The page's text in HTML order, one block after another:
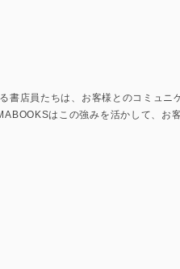
店員たちは、お客様とのコミュニ
はこの強みを活かして、お